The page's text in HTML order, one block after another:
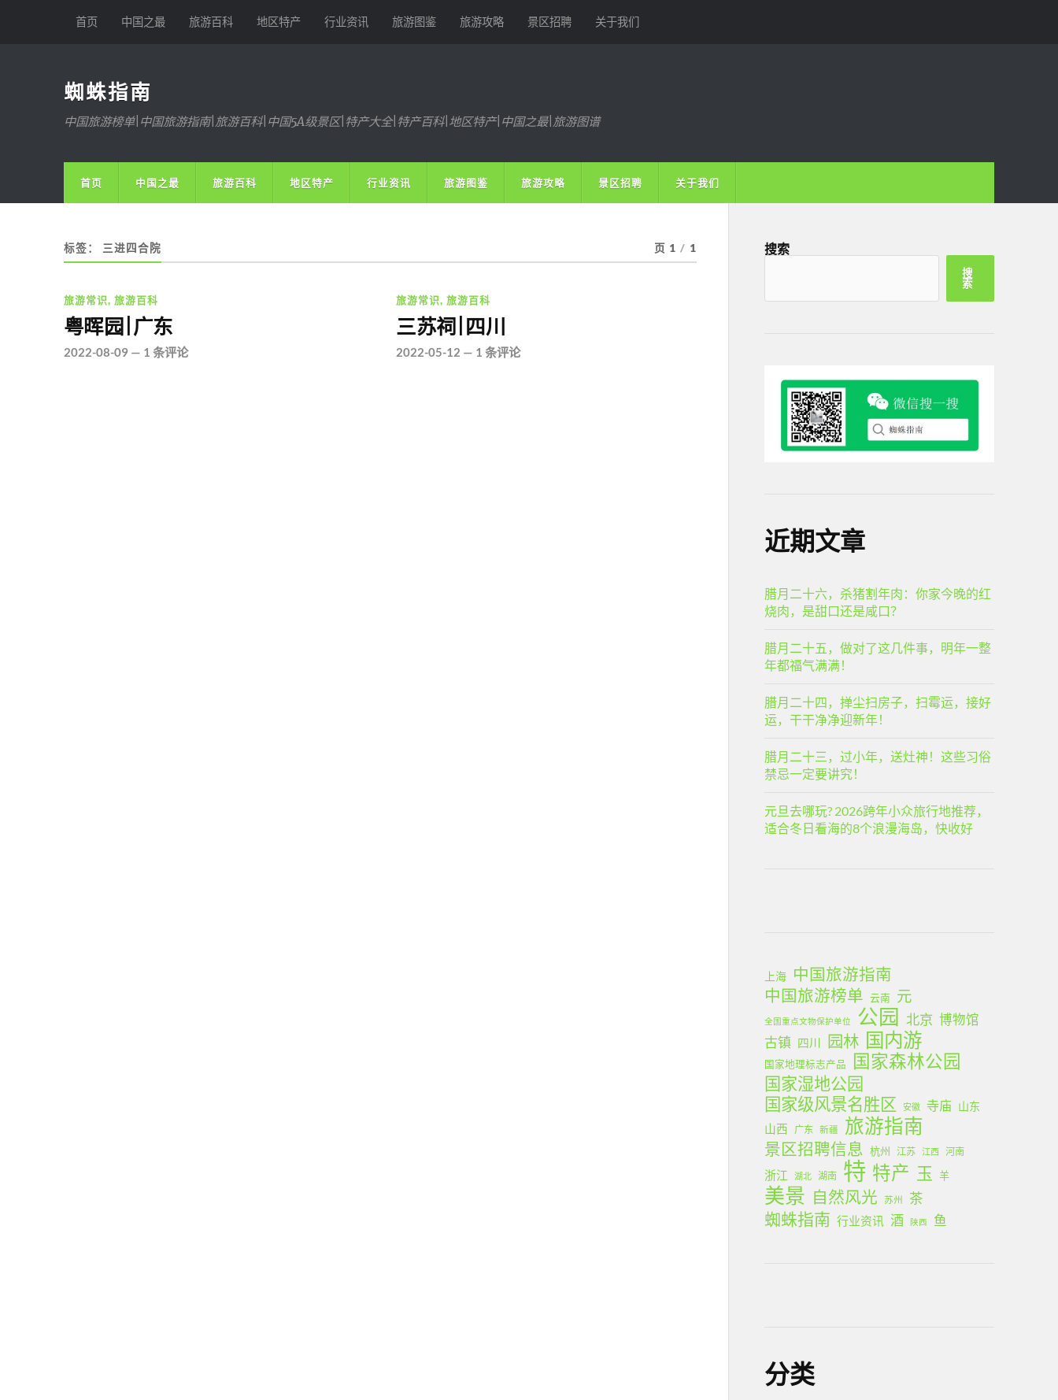
首页 中国之最 旅游百科 地区特产 行业资讯 旅游图鉴 旅游攻略 景区招聘 关于我们
蜘蛛指南
中国旅游榜单|中国旅游指南|旅游百科|中国5A级景区|特产大全|特产百科|地区特产|中国之最|旅游图谱
首页 中国之最 旅游百科 地区特产 行业资讯 旅游图鉴 旅游攻略 景区招聘 关于我们
标签： 三进四合院 页 1 / 1
旅游常识, 旅游百科
粤晖园|广东
2022-08-09— 1 条评论
旅游常识, 旅游百科
三苏祠|四川
2022-05-12 — 1 条评论
搜索
搜
索
近期文章
腊月二十六，杀猪割年肉：你家今晚的红
烧肉，是甜口还是咸口？
腊月二十五，做对了这几件事，明年一整
年都福气满满！
腊月二十四，掸尘扫房子，扫霉运，接好
运，干干净净迎新年！
腊月二十三，过小年，送灶神！这些习俗
禁忌一定要讲究！
元旦去哪玩? 2026跨年小众旅行地推荐，
适合冬日看海的8个浪漫海岛，快收好
上海
中国旅游指南
中国旅游榜单 云南 元
全国重点文物保护单位 公园 北京 博物馆
古镇 四川 园林 国内游
国家地理标志产品 国家森林公园
国家湿地公园
国家级风景名胜区
安徽 寺庙 山东
山西 广东 新疆 旅游指南
景区招聘信息 杭州 江苏 江西 河南
浙江 湖北 湖南 特 特产 玉 羊
美景 自然风光 苏州 茶
蜘蛛指南 行业资讯 酒 陕西 鱼
分类